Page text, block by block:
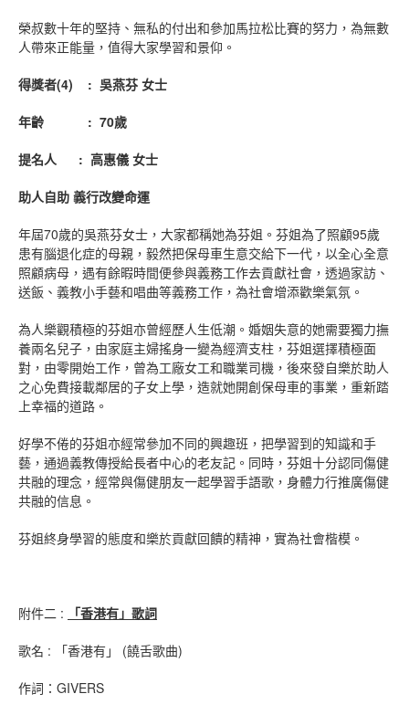
榮叔數十年的堅持、無私的付出和參加馬拉松比賽的努力，為無數
人帶來正能量，值得大家學習和景仰。
得獎者(4) : 吳燕芬 女士
年齡 : 70歲
提名人 : 高惠儀 女士
助人自助 義行改變命運
年屆70歲的吳燕芬女士，大家都稱她為芬姐。芬姐為了照顧95歲
患有腦退化症的母親，毅然把保母車生意交給下一代，以全心全意
照顧病母，遇有餘暇時間便參與義務工作去貢獻社會，透過家訪、
送飯、義教小手藝和唱曲等義務工作，為社會增添歡樂氣氛。
為人樂觀積極的芬姐亦曾經歷人生低潮。婚姻失意的她需要獨力撫
養兩名兒子，由家庭主婦搖身一變為經濟支柱，芬姐選擇積極面
對，由零開始工作，曾為工廠女工和職業司機，後來發自樂於助人
之心免費接載鄰居的子女上學，造就她開創保母車的事業，重新踏
上幸福的道路。
好學不倦的芬姐亦經常參加不同的興趣班，把學習到的知識和手
藝，通過義教傳授給長者中心的老友記。同時，芬姐十分認同傷健
共融的理念，經常與傷健朋友一起學習手語歌，身體力行推廣傷健
共融的信息。
芬姐終身學習的態度和樂於貢獻回饋的精神，實為社會楷模。
附件二 : 「香港有」歌詞
歌名 : 「香港有」 (饒舌歌曲)
作詞：GIVERS